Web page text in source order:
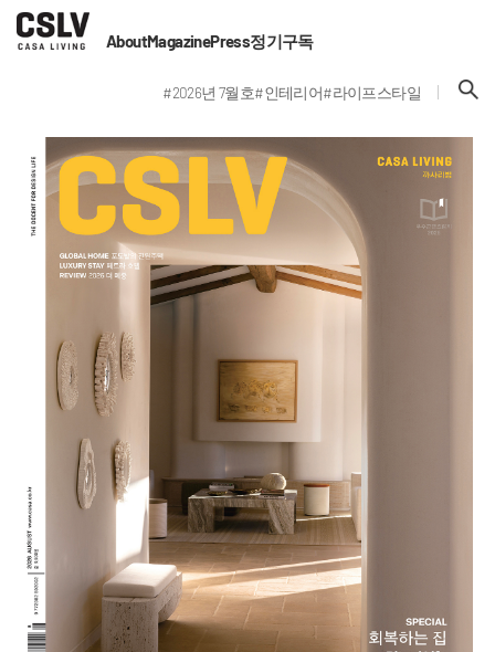
AboutMagazinePress정기구독
#2026년 7월호#인테리어#라이프스타일